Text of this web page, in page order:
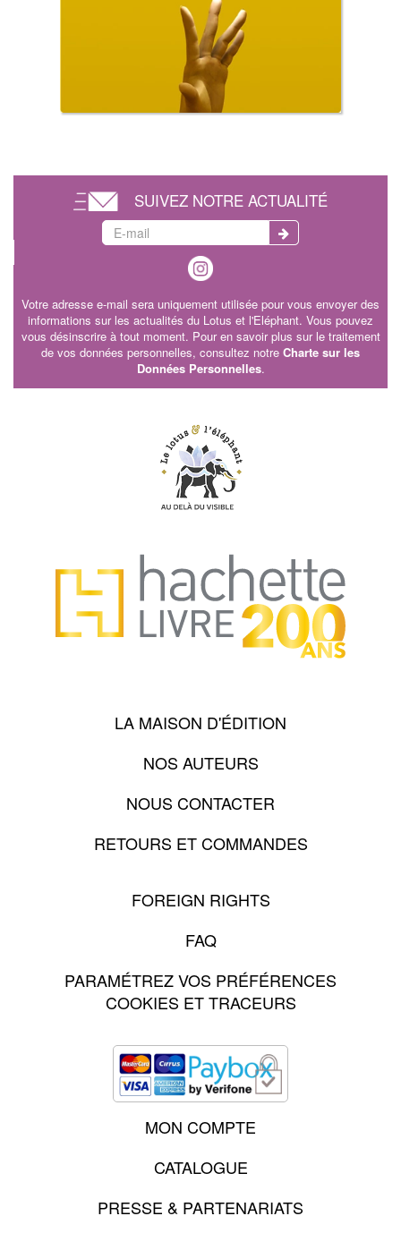
SUIVEZ NOTRE ACTUALITÉ
Votre adresse e-mail sera uniquement utilisée pour vous envoyer des
informations sur les actualités du Lotus et l'Eléphant. Vous pouvez
vous désinscrire à tout moment. Pour en savoir plus sur le traitement
de vos données personnelles, consultez notre Charte sur les
Données Personnelles.
LA MAISON D'ÉDITION
NOS AUTEURS
NOUS CONTACTER
RETOURS ET COMMANDES
FOREIGN RIGHTS
FAQ
PARAMÉTREZ VOS PRÉFÉRENCES
COOKIES ET TRACEURS
MON COMPTE
CATALOGUE
PRESSE & PARTENARIATS